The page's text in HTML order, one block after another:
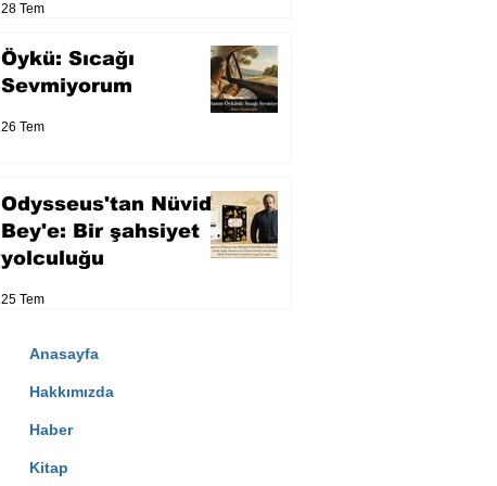
28 Tem
Öykü: Sıcağı
Sevmiyorum
26 Tem
Odysseus'tan Nüvid
Bey'e: Bir şahsiyet
yolculuğu
25 Tem
Anasayfa
Hakkımızda
Haber
Kitap